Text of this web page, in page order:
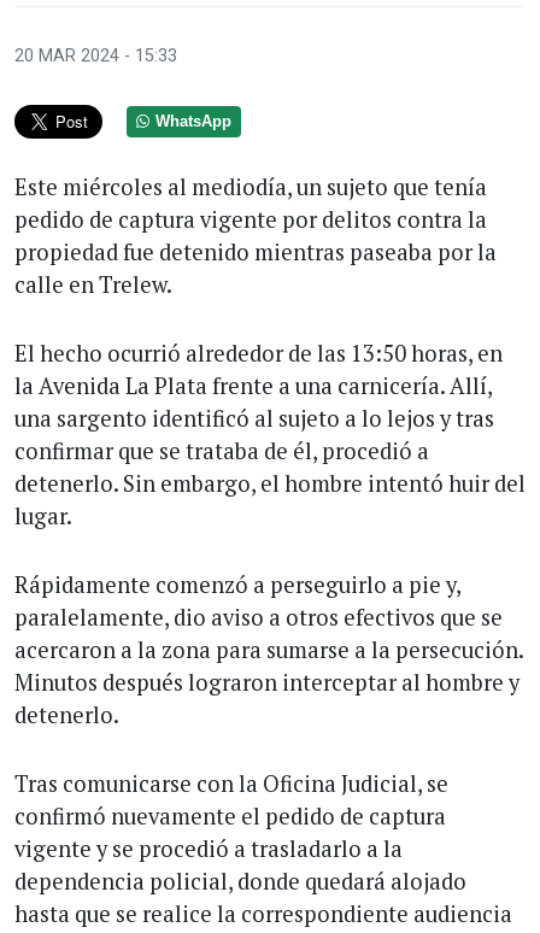
20 MAR 2024 - 15:33
WhatsApp
Este miércoles al mediodía, un sujeto que tenía
pedido de captura vigente por delitos contra la
propiedad fue detenido mientras paseaba por la
calle en Trelew.
El hecho ocurrió alrededor de las 13:50 horas, en
la Avenida La Plata frente a una carnicería. Allí,
una sargento identificó al sujeto a lo lejos y tras
confirmar que se trataba de él, procedió a
detenerlo. Sin embargo, el hombre intentó huir del
lugar.
Rápidamente comenzó a perseguirlo a pie y,
paralelamente, dio aviso a otros efectivos que se
acercaron a la zona para sumarse a la persecución.
Minutos después lograron interceptar al hombre y
detenerlo.
Tras comunicarse con la Oficina Judicial, se
confirmó nuevamente el pedido de captura
vigente y se procedió a trasladarlo a la
dependencia policial, donde quedará alojado
hasta que se realice la correspondiente audiencia